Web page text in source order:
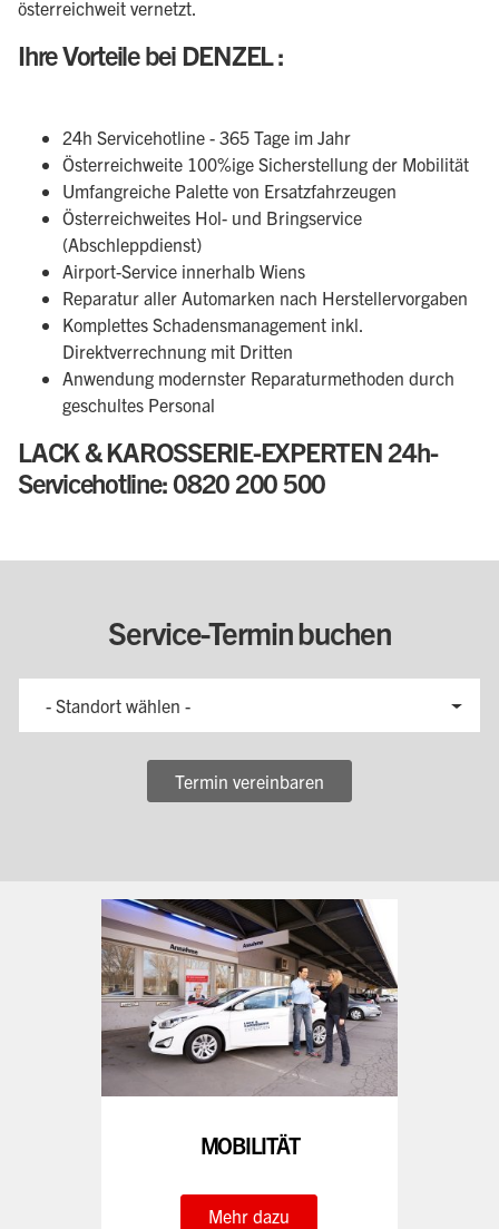
österreichweit vernetzt.
Ihre Vorteile bei DENZEL :
24h Servicehotline - 365 Tage im Jahr
Österreichweite 100%ige Sicherstellung der Mobilität
Umfangreiche Palette von Ersatzfahrzeugen
Österreichweites Hol- und Bringservice
(Abschleppdienst)
Airport-Service innerhalb Wiens
Reparatur aller Automarken nach Herstellervorgaben
Komplettes Schadensmanagement inkl.
Direktverrechnung mit Dritten
Anwendung modernster Reparaturmethoden durch
geschultes Personal
LACK & KAROSSERIE-EXPERTEN 24h-
Servicehotline: 0820 200 500
Service-Termin buchen
- Standort wählen -
Termin vereinbaren
MOBILITÄT
Mehr dazu